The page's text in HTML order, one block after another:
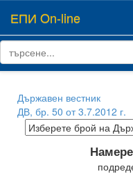
ЕПИ On-line
Държавен вестник
ДВ, бр. 50 от 3.7.2012 г.